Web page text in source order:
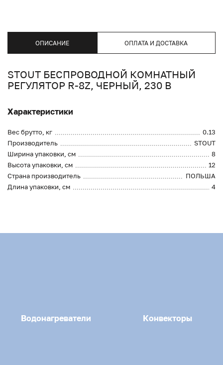
ОПИСАНИЕ ОПЛАТА И ДОСТАВКА
STOUT БЕСПРОВОДНОЙ КОМНАТНЫЙ
РЕГУЛЯТОР R-8Z, ЧЕРНЫЙ, 230 В
Характеристики
Вес брутто, кг
0.13
Производитель
STOUT
Ширина упаковки, см
8
Высота упаковки, см
12
Страна производитель
ПОЛЬША
Длина упаковки, см
4
Водонагреватели Конвекторы